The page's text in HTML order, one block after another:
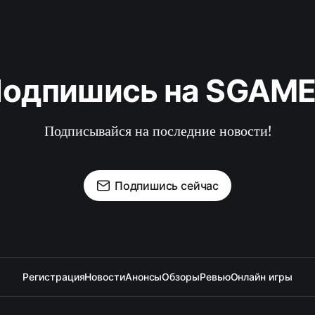
на
Подписывайся на последние новости!
Подпишись сейчас
РегистрацияНовостиАнонсыОбзорыРевьюОнлайн игры